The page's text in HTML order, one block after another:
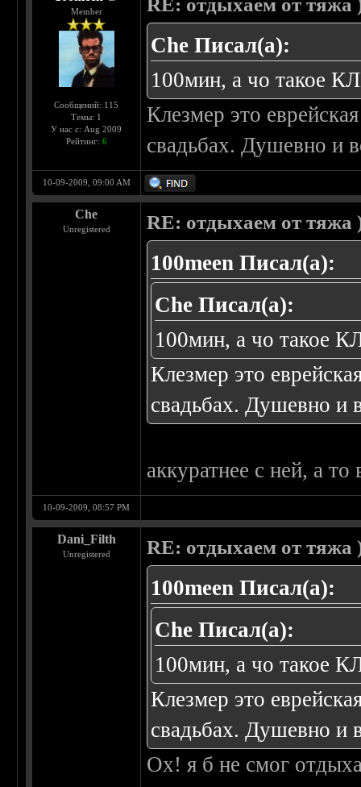
Member
Сообщений: 115
Темы: 1
У нас с: Aug 2009
Рейтинг: 6
RE: отдыхаем от тяжа
Che Писал(а):
100мин, а чо такое
Клезмер это
свадьбах. Душевно и
10-09-2009, 09:00 AM
Che
Unregistered RE: отдыхаем от тяжа
100meen Писал(а):
Che Писал(а):
100мин, а чо такое
Клезмер это
свадьбах. Душевно и
аккуратнее с ней, а
10-09-2009, 08:57 PM
Dani_Filth
Unregistered RE: отдыхаем от тяжа
100meen Писал(а):
Che Писал(а):
100мин, а чо такое
Клезмер это
свадьбах. Душевно и
Ох! я б не смог